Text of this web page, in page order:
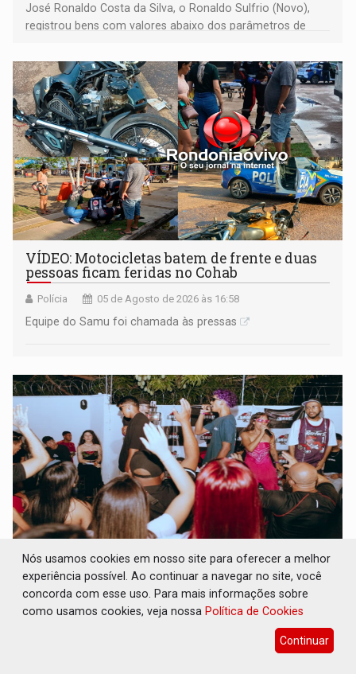
José Ronaldo Costa da Silva, o Ronaldo Sulfrio (Novo),
registrou bens com valores abaixo dos parâmetros de
milhões
VÍDEO: Motocicletas batem de frente e duas
pessoas ficam feridas no Cohab
Polícia 05 de Agosto de 2026 às 16:58
Equipe do Samu foi chamada às pressas
BATALHA DO JK: Grande Final do Duelo
Estadual de MC's acontece neste sábado em
Porto Velho
Competição define o representante de Rondônia no Duelo
Nós usamos cookies em nosso site para oferecer a melhor
experiência possível. Ao continuar a navegar no site, você
concorda com esse uso. Para mais informações sobre
como usamos cookies, veja nossa Política de Cookies
Continuar